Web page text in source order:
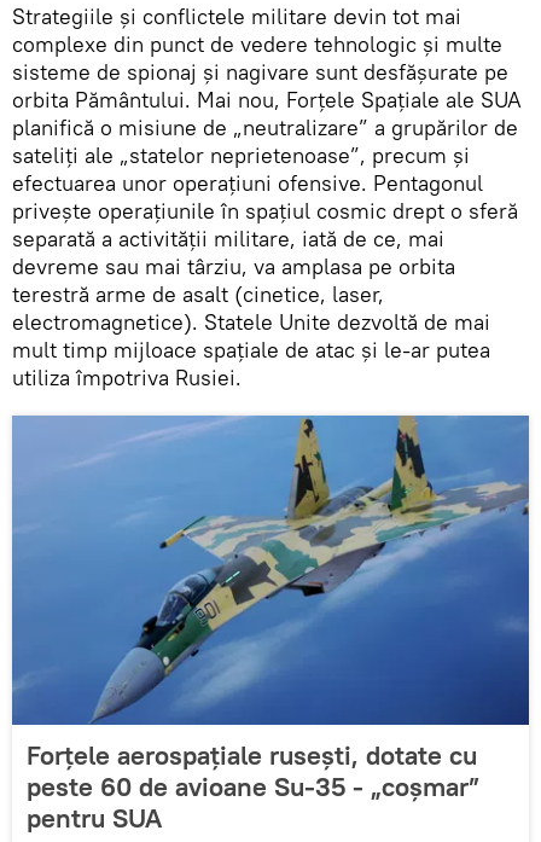
Strategiile și conflictele militare devin tot mai
complexe din punct de vedere tehnologic și multe
sisteme de spionaj și nagivare sunt desfășurate pe
orbita Pământului. Mai nou, Forțele Spațiale ale SUA
planifică o misiune de „neutralizare” a grupărilor de
sateliți ale „statelor neprietenoase”, precum și
efectuarea unor operațiuni ofensive. Pentagonul
privește operațiunile în spațiul cosmic drept o sferă
separată a activității militare, iată de ce, mai
devreme sau mai târziu, va amplasa pe orbita
terestră arme de asalt (cinetice, laser,
electromagnetice). Statele Unite dezvoltă de mai
mult timp mijloace spațiale de atac și le-ar putea
utiliza împotriva Rusiei.
Forțele aerospațiale rusești, dotate cu
peste 60 de avioane Su-35 - „coșmar”
pentru SUA